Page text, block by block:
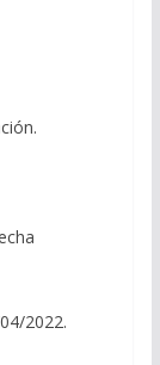
2022.